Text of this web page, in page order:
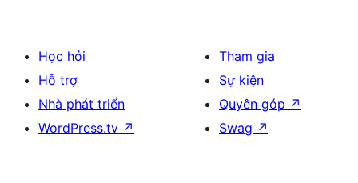
Học hỏi
Hỗ trợ
Nhà phát triển
WordPress.tv ↗
Tham gia
Sự kiện
Quyên góp ↗
Swag ↗